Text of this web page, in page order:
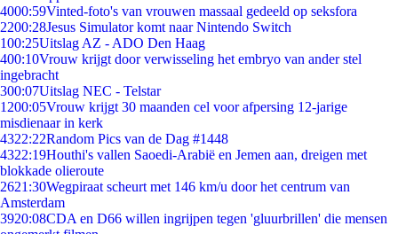
4000:59Vinted-foto's van vrouwen massaal gedeeld op seksfora
2200:28Jesus Simulator komt naar Nintendo Switch
100:25Uitslag AZ - ADO Den Haag
400:10Vrouw krijgt door verwisseling het embryo van ander stel
ingebracht
300:07Uitslag NEC - Telstar
1200:05Vrouw krijgt 30 maanden cel voor afpersing 12-jarige
misdienaar in kerk
4322:22Random Pics van de Dag #1448
4322:19Houthi's vallen Saoedi-Arabië en Jemen aan, dreigen met
blokkade olieroute
2621:30Wegpiraat scheurt met 146 km/u door het centrum van
Amsterdam
3920:08CDA en D66 willen ingrijpen tegen 'gluurbrillen' die mensen